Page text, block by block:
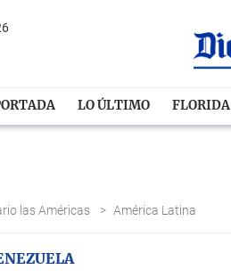
LO ÚLTIMO FLORIDA
las Américas > América Latina